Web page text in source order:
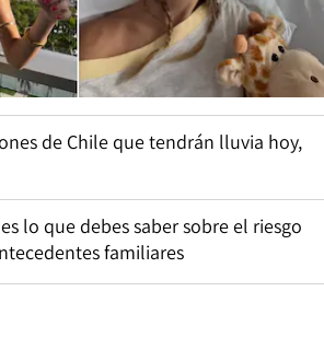
de Chile que tendrán lluvia hoy,
lo que debes saber sobre el riesgo
familiares